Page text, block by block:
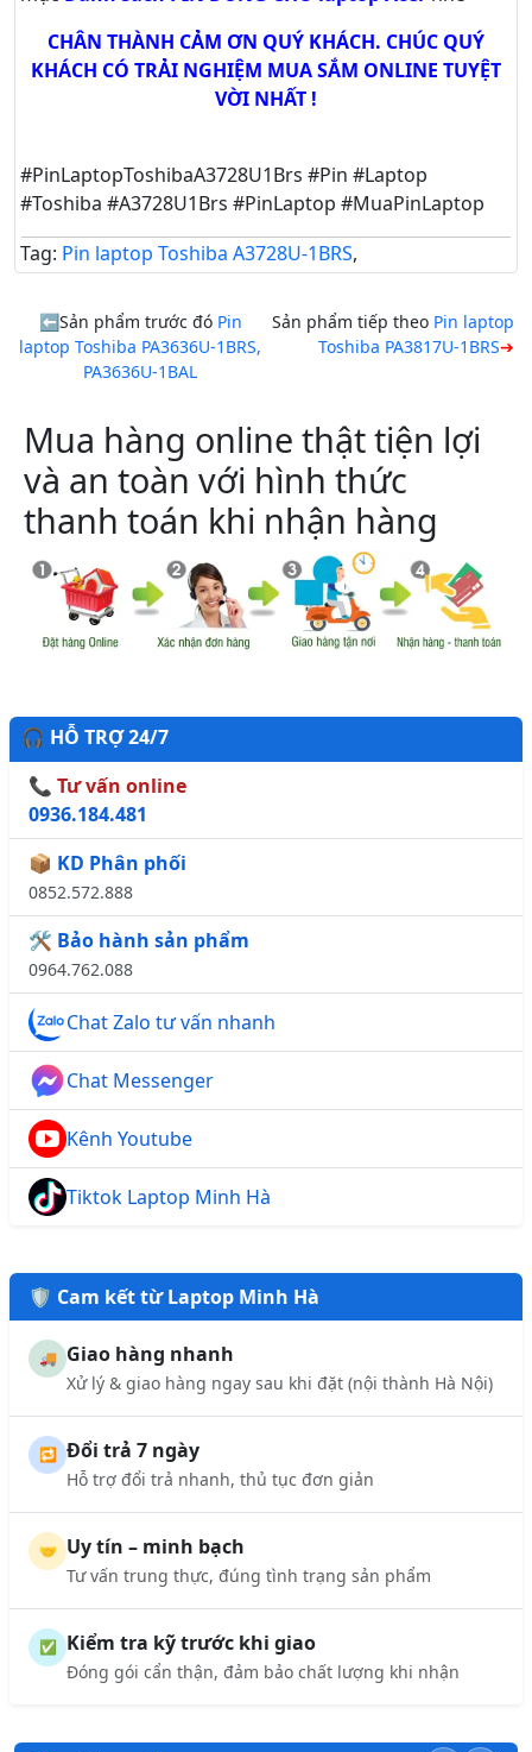
CHÂN THÀNH CẢM ƠN QUÝ KHÁCH. CHÚC QUÝ
KHÁCH CÓ TRẢI NGHIỆM MUA SẮM ONLINE TUYỆT
VỜI NHẤT !
#PinLaptopToshibaA3728U1Brs #Pin #Laptop
#Toshiba #A3728U1Brs #PinLaptop #MuaPinLaptop
Tag: Pin laptop Toshiba A3728U-1BRS,
Sản phẩm trước đó Pin
laptop Toshiba PA3636U-1BRS,
PA3636U-1BAL
Sản phẩm tiếp theo Pin laptop
Toshiba PA3817U-1BRS
Mua hàng online thật tiện lợi
và an toàn với hình thức
thanh toán khi nhận hàng
🎧 HỖ TRỢ 24/7
📞 Tư vấn online
0936.184.481
📦 KD Phân phối
0852.572.888
🛠️ Bảo hành sản phẩm
0964.762.088
Chat Zalo tư vấn nhanh
Chat Messenger
Kênh Youtube
Tiktok Laptop Minh Hà
🛡️ Cam kết từ Laptop Minh Hà
🚚 Giao hàng nhanh
Xử lý & giao hàng ngay sau khi đặt (nội thành Hà Nội)
🔁 Đổi trả 7 ngày
Hỗ trợ đổi trả nhanh, thủ tục đơn giản
🤝 Uy tín – minh bạch
Tư vấn trung thực, đúng tình trạng sản phẩm
✅ Kiểm tra kỹ trước khi giao
Đóng gói cẩn thận, đảm bảo chất lượng khi nhận